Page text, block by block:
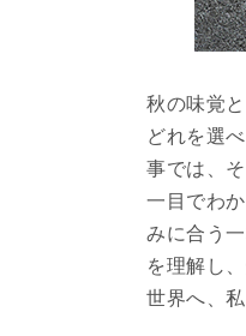
秋の味覚
どれを選
事では、
一目でわ
みに合う
を理解し
世界へ、